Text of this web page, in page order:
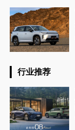
行业推荐